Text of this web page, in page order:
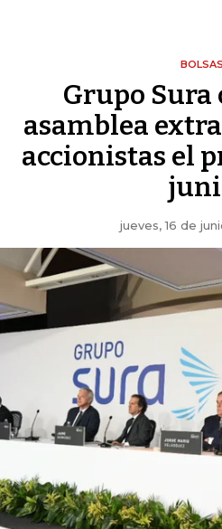
BOLSAS
Grupo Sura
asamblea
accionistas el
jueves, 16 de